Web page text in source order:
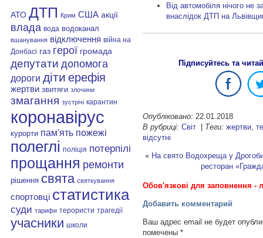
АТО ДТП Крим США акції
влада вода водоканал
вшанування відключення війна на
Донбасі газ герої громада
депутати допомога
дороги діти ерефія
жертви звитяги злочини
змагання зустрічі карантин
коронавірус
курорти пам'ять пожежі
полеглі поліція потерпілі
прощання ремонти
рішення свята святкування
спортовці статистика
суди тарифи терористи трагедії
учасники школи
Від автомобіля нічого не
внаслідок ДТП на
Підписуйтесь та
Опубліковано: 22.01.2018
В рубриці: Світ| Теги: жертви,
відсутні
« На свято Водохреща у
ресторан
Обов'язкові для заповнення -
Добавить комментарий
Ваш адрес email не будет
помечены *